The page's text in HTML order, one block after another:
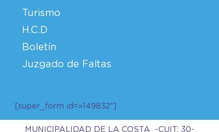
Turismo
H.C.D
Boletín
Juzgado de Faltas
[super_form id=»149832″]
MUNICIPALIDAD DE LA COSTA -CUIT: 30-